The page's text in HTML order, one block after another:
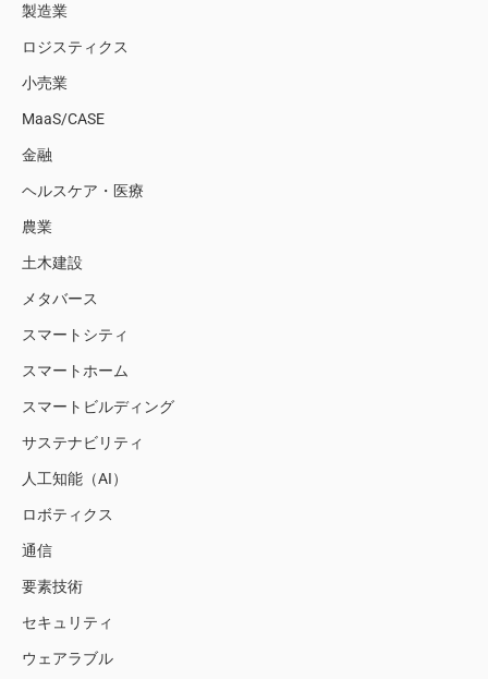
製造業
ロジスティクス
小売業
MaaS/CASE
金融
ヘルスケア・医療
農業
土木建設
メタバース
スマートシティ
スマートホーム
スマートビルディング
サステナビリティ
人工知能（AI）
ロボティクス
通信
要素技術
セキュリティ
ウェアラブル